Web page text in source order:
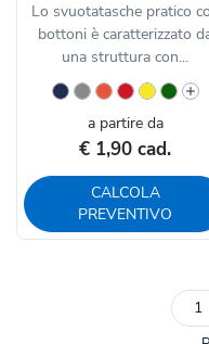
Lo svuotatasche pratico
bottoni è caratterizzato
una struttura con...
a partire da
€ 1,90 cad.
CALCOLA
PREVENTIVO
1